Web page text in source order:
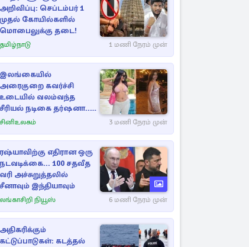
அறிவிப்பு: செப்டம்பர் 1
முதல் கோயில்களில்
மொபைலுக்கு தடை!
தமிழ்நாடு 1 மணி நேரம் முன்
இலங்கையில்
அரைகுறை கவர்ச்சி
உடையில் வலம்வந்த
சீரியல் நடிகை தர்ஷனா...
அவரே வெளியிட்ட
சினிஉலகம் 3 மணி நேரம் முன்
ரஷ்யாவிற்கு எதிரான ஒரு
நடவடிக்கை... 100 சதவீத
வரி அச்சுறுத்தலில்
சீனாவும் இந்தியாவும்
லங்காசிறி நியூஸ் 6 மணி நேரம் முன்
அதிகரிக்கும்
கட்டுப்பாடுகள்: கடத்தல்